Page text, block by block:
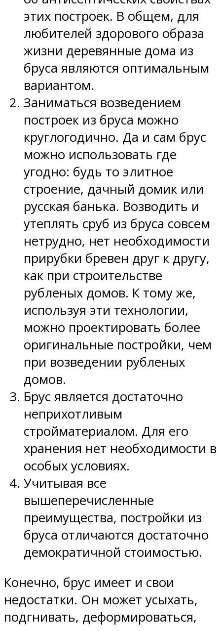
этих построек. В общем, для
любителей здорового образа
жизни деревянные дома из
бруса являются оптимальным
вариантом.
Заниматься возведением
построек из бруса можно
круглогодично. Да и сам брус
можно использовать где
угодно: будь то элитное
строение, дачный домик или
русская банька. Возводить и
утеплять сруб из бруса совсем
нетрудно, нет необходимости
прирубки бревен друг к другу,
как при строительстве
рубленых домов. К тому же,
используя эти технологии,
можно проектировать более
оригинальные постройки, чем
при возведении рубленых
домов.
Брус является достаточно
неприхотливым
стройматериалом. Для его
хранения нет необходимости в
особых условиях.
Учитывая все
вышеперечисленные
преимущества, постройки из
бруса отличаются достаточно
демократичной стоимостью.
Конечно, брус имеет и свои
недостатки. Он может усыхать,
подгнивать, деформироваться,